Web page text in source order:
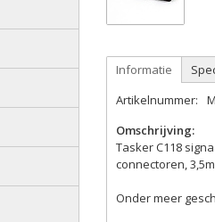
Informatie
Artikelnummer:
Omschrijving:
Tasker C118
connectoren,
Onder meer